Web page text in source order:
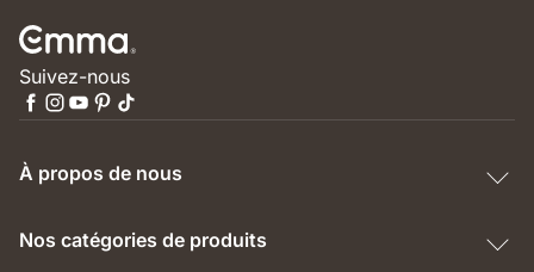
Suivez-nous
À propos de nous
Nos catégories de produits